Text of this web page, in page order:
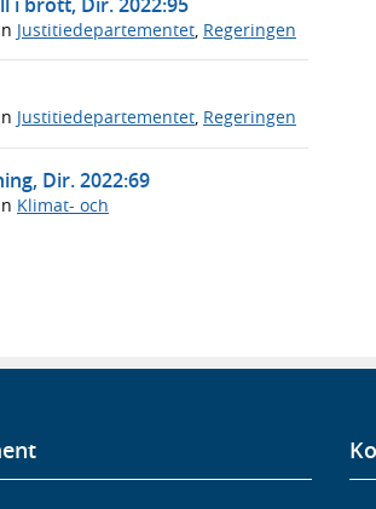
Justitiedepartementet Regeringen
Justitiedepartementet, Regeringen
Dir. 2022:69
Klimat- och